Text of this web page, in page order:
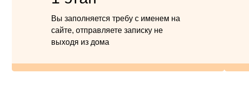
Вы заполняется требу с именем на
сайте, отправляете записку не
выходя из дома